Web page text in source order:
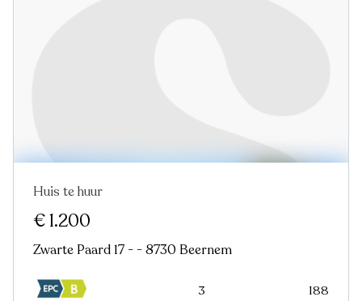
Huis te huur
€ 1.200
Zwarte Paard 17 - - 8730 Beernem
3 188